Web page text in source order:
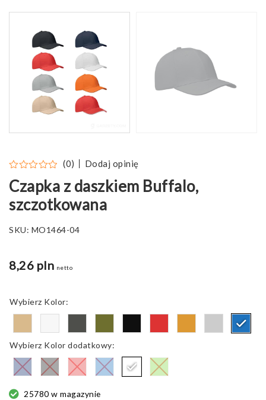
(0) Dodaj opinię
Czapka z daszkiem Buffalo,
szczotkowana
SKU: MO1464-04
8,26 pln netto
Kolor
Kolor dodatkowy
25780 w magazynie